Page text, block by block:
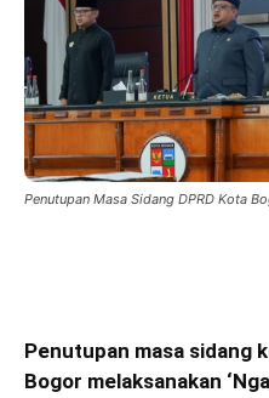
Penutupan Masa Sidang DPRD Kota
Penutupan masa sidang
Bogor melaksanakan